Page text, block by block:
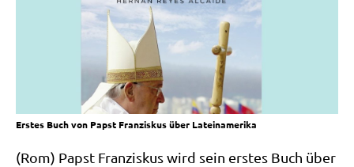
Erstes Buch von Papst Franziskus über Lateinamerika
(Rom) Papst Fran­zis­kus wird sein erstes Buch über